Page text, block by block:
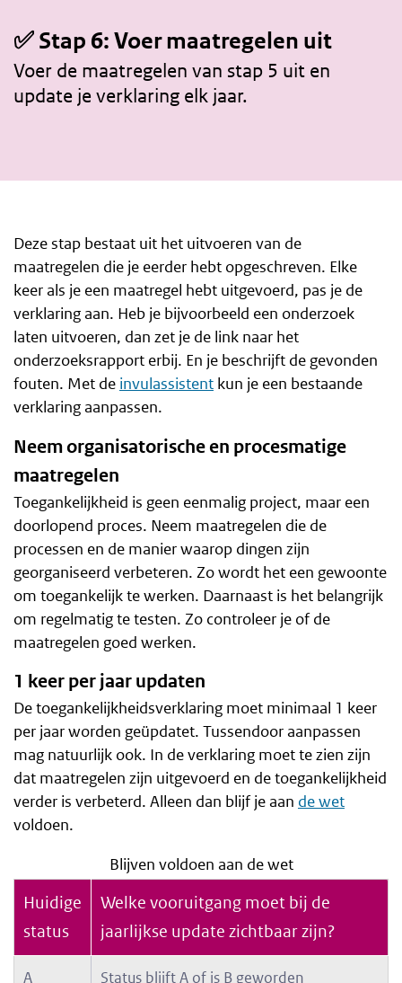
✅ Stap 6: Voer maatregelen uit
Voer de maatregelen van stap 5 uit en
update je verklaring elk jaar.
Deze stap bestaat uit het uitvoeren van de
maatregelen die je eerder hebt opgeschreven. Elke
keer als je een maatregel hebt uitgevoerd, pas je de
verklaring aan. Heb je bijvoorbeeld een onderzoek
laten uitvoeren, dan zet je de link naar het
onderzoeksrapport erbij. En je beschrijft de gevonden
fouten. Met de invulassistent kun je een bestaande
verklaring aanpassen.
Neem organisatorische en procesmatige
maatregelen
Toegankelijkheid is geen eenmalig project, maar een
doorlopend proces. Neem maatregelen die de
processen en de manier waarop dingen zijn
georganiseerd verbeteren. Zo wordt het een gewoonte
om toegankelijk te werken. Daarnaast is het belangrijk
om regelmatig te testen. Zo controleer je of de
maatregelen goed werken.
1 keer per jaar updaten
De toegankelijkheidsverklaring moet minimaal 1 keer
per jaar worden geüpdatet. Tussendoor aanpassen
mag natuurlijk ook. In de verklaring moet te zien zijn
dat maatregelen zijn uitgevoerd en de toegankelijkheid
verder is verbeterd. Alleen dan blijf je aan de wet
voldoen.
Blijven voldoen aan de wet
Huidige
status
Welke vooruitgang moet bij de
jaarlijkse update zichtbaar zijn?
A Status blijft A of is B geworden